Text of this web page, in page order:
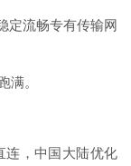
定流畅专有传输网
满。
连，中国大陆优化